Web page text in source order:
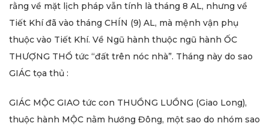
rằng về mặt lịch pháp vẫn tính là tháng 8 AL, nhưng về
Tiết Khí đã vào tháng CHÍN (9) AL, mà mệnh vận phụ
thuộc vào Tiết Khí. Về Ngũ hành thuộc ngũ hành ỐC
THƯỢNG THỔ tức “đất trên nóc nhà”. Tháng này do sao
GIÁC tọa thủ :
GIÁC MỘC GIAO tức con THUỒNG LUỒNG (Giao Long),
thuộc hành MỘC nằm hướng Đông, một sao do nhóm sao